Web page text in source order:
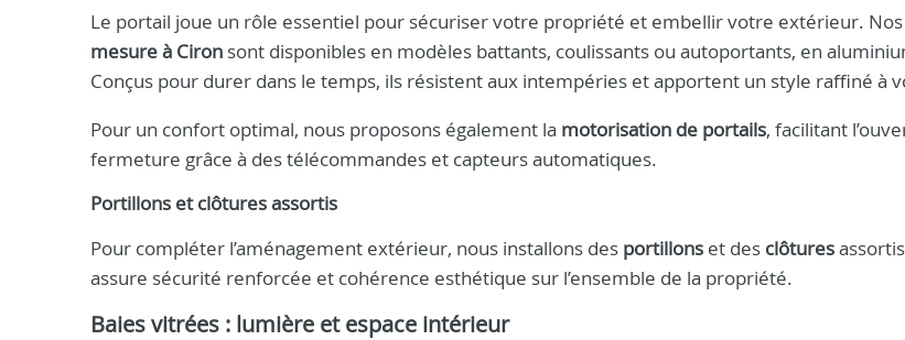
Le portail joue un rôle essentiel pour sécuriser votre propriété et embellir votre extérieur. Nos
mesure à Ciron sont disponibles en modèles battants, coulissants ou autoportants, en
Conçus pour durer dans le temps, ils résistent aux intempéries et apportent un style raffiné à
Pour un confort optimal, nous proposons également la motorisation de portails, facilitant
fermeture grâce à des télécommandes et capteurs automatiques.
Portillons et clôtures assortis
Pour compléter l’aménagement extérieur, nous installons des portillons et des clôtures
assure sécurité renforcée et cohérence esthétique sur l’ensemble de la propriété.
Baies vitrées : lumière et espace intérieur